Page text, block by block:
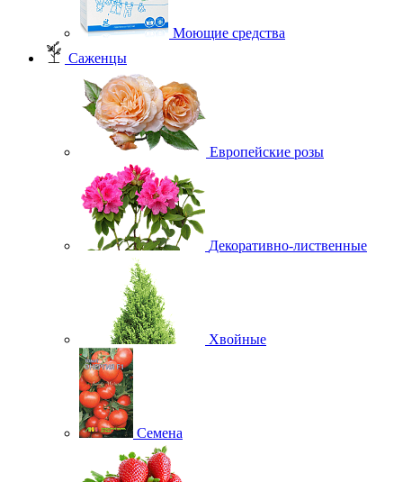
Моющие средства
Саженцы
Европейские розы
Декоративно-лиственные
Хвойные
Семена